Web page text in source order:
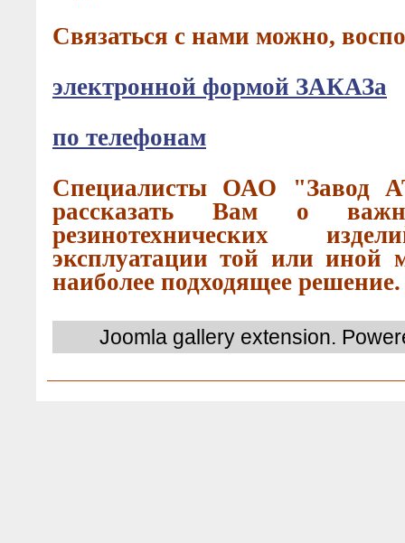
Связаться с нами можно,
электронной формой ЗАКАЗа
по телефонам
Специалисты ОАО "Завод
рассказать Вам о
резинотехнических
эксплуатации той или иной
наиболее подходящее решение.
Joomla galleryextension.